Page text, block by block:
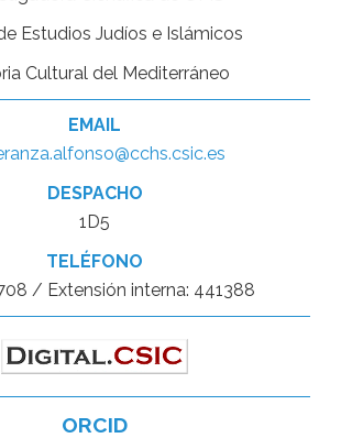
Estudios Judíos e Islámicos
Cultural del Mediterráneo
EMAIL
DESPACHO
1D5
TELÉFONO
/ Extensión interna: 441388
ORCID